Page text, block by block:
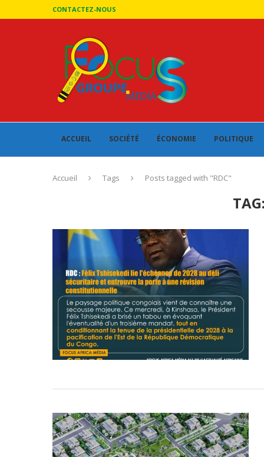
CONTACTEZ-NOUS
ACCUEIL SOCIÉTÉ ÉCONOMIE POLITIQUE
Accueil Tags Posts tagged with "RDC"